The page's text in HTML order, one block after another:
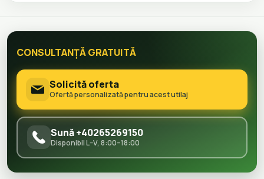
CONSULTANȚĂ GRATUITĂ
Solicită oferta
Ofertă personalizată pentru acest utilaj
Sună +40265269150
Disponibil L–V, 8:00–18:00